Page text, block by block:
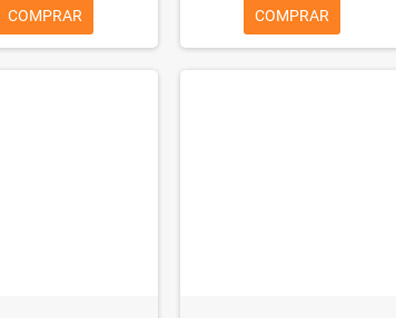
COMPRAR COMPRAR